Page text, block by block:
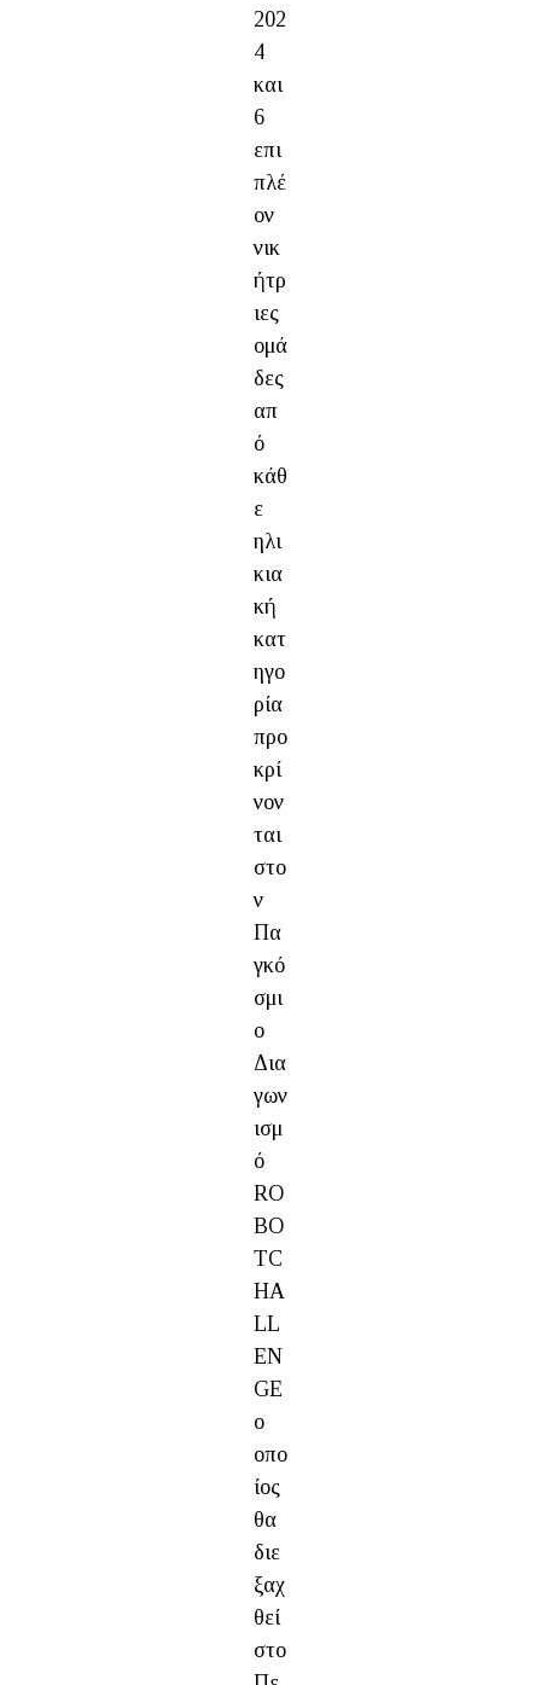
202
4
και
6
επι
πλέ
ον
νικ
ήτρ
ιες
ομά
δες
απ
ό
κάθ
ε
ηλι
κια
κή
κατ
ηγο
ρία
προ
κρί
νον
ται
στο
ν
Πα
γκό
σμι
ο
Δια
γων
ισμ
ό
RO
BO
TC
HA
LL
EN
GE
ο
οπο
ίος
θα
διε
ξαχ
θεί
στο